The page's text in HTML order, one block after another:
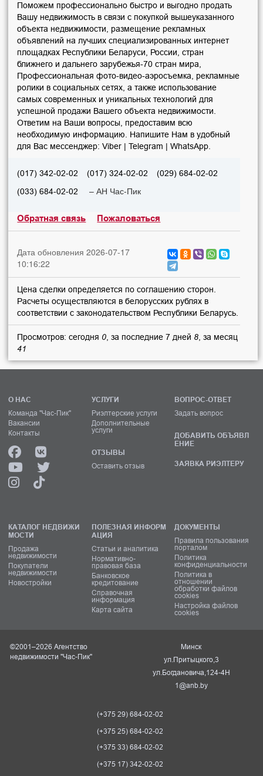
Поможем профессионально быстро и выгодно продать
Вашу недвижимость в связи с покупкой вышеуказанного
объекта недвижимости, размещение рекламных
объявлений на лучших специализированных интернет
площадках Республики Беларуси, России, стран
ближнего и дальнего зарубежья-70 стран мира,
Профессиональная фото-видео-аэросъемка, рекламные
ролики в социальных сетях, а также использование
самых современных и уникальных технологий для
успешной продажи Вашего объекта недвижимости.
Ответим на Ваши вопросы, предоставим всю
необходимую информацию. Напишите Нам в удобный
для Вас мессенджер: Viber | Telegram | WhatsApp.
(017) 342-02-02 (017) 324-02-02
(029) 684-02-02
(033) 684-02-02
– АН Час-Пик
Обратная связь Пожаловаться
Дата обновления 2026-07-17
10:16:22
Цена сделки определяется по соглашению сторон.
Расчеты осуществляются в белорусских рублях в
соответствии с законодательством Республики Беларусь.
Просмотров: сегодня 0, за последние 7 дней 8, за месяц
41
О НАС
Команда "Час-Пик"
Вакансии
Контакты
УСЛУГИ
Риэлтерские услуги
Дополнительные
услуги
ОТЗЫВЫ
Оставить отзыв
ВОПРОС-ОТВЕТ
Задать вопрос
ДОБАВИТЬ ОБЪЯВЛ
ЕНИЕ
ЗАЯВКА РИЭЛТЕРУ
КАТАЛОГ НЕДВИЖИ
МОСТИ
Продажа
недвижимости
Покупатели
недвижимости
Новостройки
ПОЛЕЗНАЯ ИНФОРМ
АЦИЯ
Статьи и аналитика
Нормативно-
правовая база
Банковское
кредитование
Справочная
информация
Карта сайта
ДОКУМЕНТЫ
Правила пользования
порталом
Политика
конфиденциальности
Политика в
отношении
обработки файлов
cookies
Настройка файлов
cookies
©2001–2026 Агентство
недвижимости "Час-Пик"
Минск
ул.Притыцкого,3
ул.Богдановича,124-4Н
1@anb.by
(+375 29) 684-02-02
(+375 25) 684-02-02
(+375 33) 684-02-02
(+375 17) 342-02-02